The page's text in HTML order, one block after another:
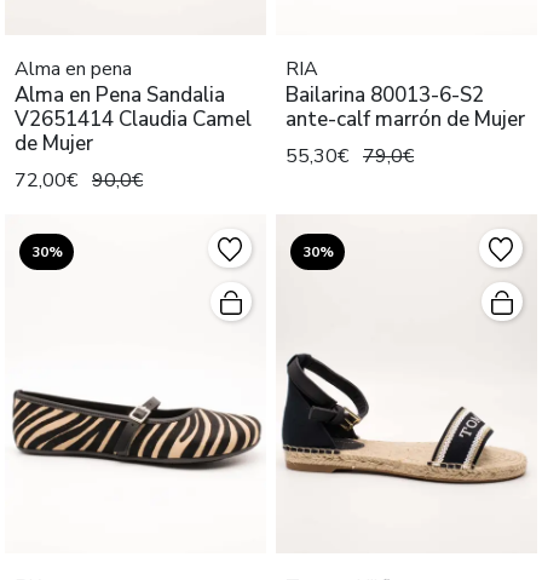
Alma en pena
Alma en Pena Sandalia
V2651414 Claudia Camel
de Mujer
72,00€ 90,0€
RIA
Bailarina 80013-6-S2
ante-calf marrón de Mujer
55,30€ 79,0€
30% 30%